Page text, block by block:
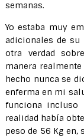
semanas.
Yo estaba muy
adicionales de su
otra verdad
manera
hecho nunca se
enferma en mi
funciona incluso
realidad había
peso de 56 Kg